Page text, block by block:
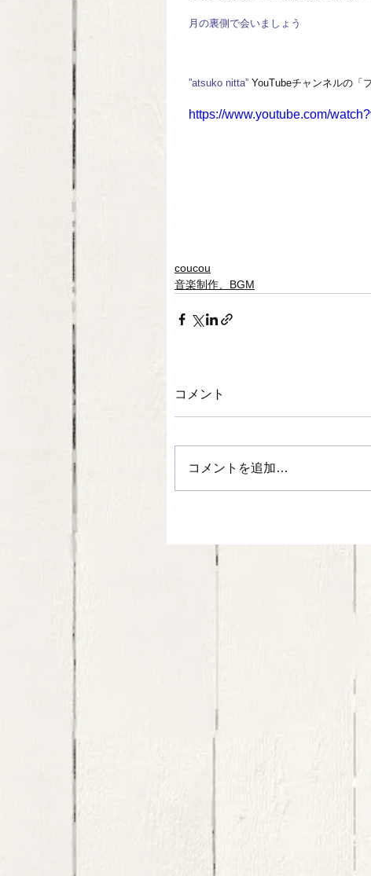
月の裏側で会いましょう
”atsuko nitta” YouTubeチャンネルの「
https://www.youtube.com/
coucou
音楽制作、BGM
コメント
コメントを追加…